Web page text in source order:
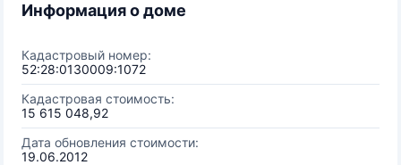
Информация о доме
Кадастровый номер:
52:28:0130009:1072
Кадастровая стоимость:
15 615 048,92
Дата обновления стоимости:
19.06.2012